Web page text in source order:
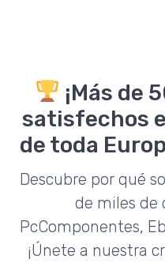
¡Más de
satisfechos
de toda
Descubre por qué
de miles de
PcComponentes,
¡Únete a nuestra